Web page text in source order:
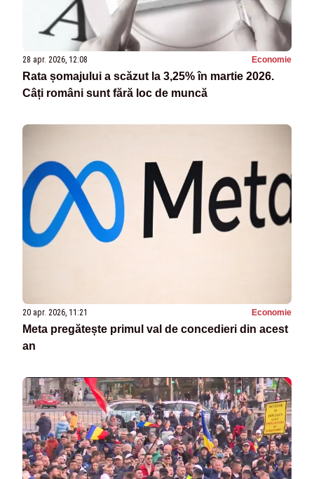
28 apr. 2026, 12:08 Economie
Rata șomajului a scăzut la 3,25% în martie 2026.
Câți români sunt fără loc de muncă
20 apr. 2026, 11:21 Economie
Meta pregătește primul val de concedieri din acest
an